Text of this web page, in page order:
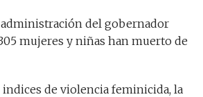
administración del gobernador
mujeres y niñas han muerto de
indices de violencia feminicida, la